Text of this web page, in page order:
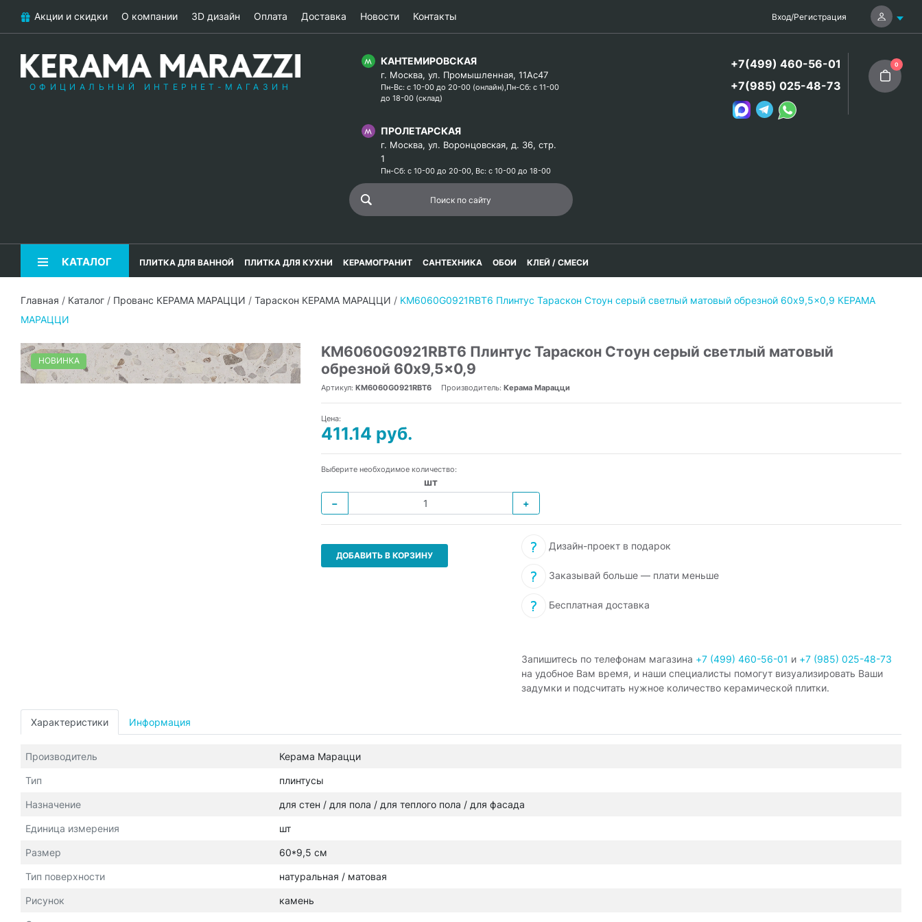
Акции и скидки О компании 3D дизайн Оплата Доставка Новости Контакты Вход/Регистрация
ОФИЦИАЛЬНЫЙ ИНТЕРНЕТ-МАГАЗИН
КАНТЕМИРОВСКАЯ
г. Москва, ул. Промышленная, 11Ас47
Пн-Вс: с 10-00 до 20-00 (онлайн),Пн-Сб: с 11-00
до 18-00 (склад)
ПРОЛЕТАРСКАЯ
г. Москва, ул. Воронцовская, д. 36, стр.
1
Пн-Сб: с 10-00 до 20-00, Вс: с 10-00 до 18-00
+7(499) 460-56-01
+7(985) 025-48-73
0
КАТАЛОГ ПЛИТКА ДЛЯ ВАННОЙ ПЛИТКА ДЛЯ КУХНИ КЕРАМОГРАНИТ САНТЕХНИКА ОБОИ КЛЕЙ / СМЕСИ
Главная / Каталог / Прованс КЕРАМА МАРАЦЦИ / Тараскон КЕРАМА МАРАЦЦИ / KM6060G0921RBT6 Плинтус Тараскон Стоун серый светлый матовый обрезной 60x9,5x0,9 КЕРАМА
МАРАЦЦИ
НОВИНКА
KM6060G0921RBT6 Плинтус Тараскон Стоун серый светлый матовый
обрезной 60x9,5x0,9
Артикул: KM6060G0921RBT6 Производитель: Керама Марацци
Цена:
411.14 руб.
Выберите необходимое количество:
шт
−
+
ДОБАВИТЬ В КОРЗИНУ
Дизайн-проект в подарок
Заказывай больше — плати меньше
Бесплатная доставка
Запишитесь по телефонам магазина +7 (499) 460-56-01 и +7 (985) 025-48-73
на удобное Вам время, и наши специалисты помогут визуализировать Ваши
задумки и подсчитать нужное количество керамической плитки.
Характеристики Информация
Производитель Керама Марацци
Тип плинтусы
Назначение для стен / для пола / для теплого пола / для фасада
Единица измерения шт
Размер 60*9,5 см
Тип поверхности натуральная / матовая
Рисунок камень